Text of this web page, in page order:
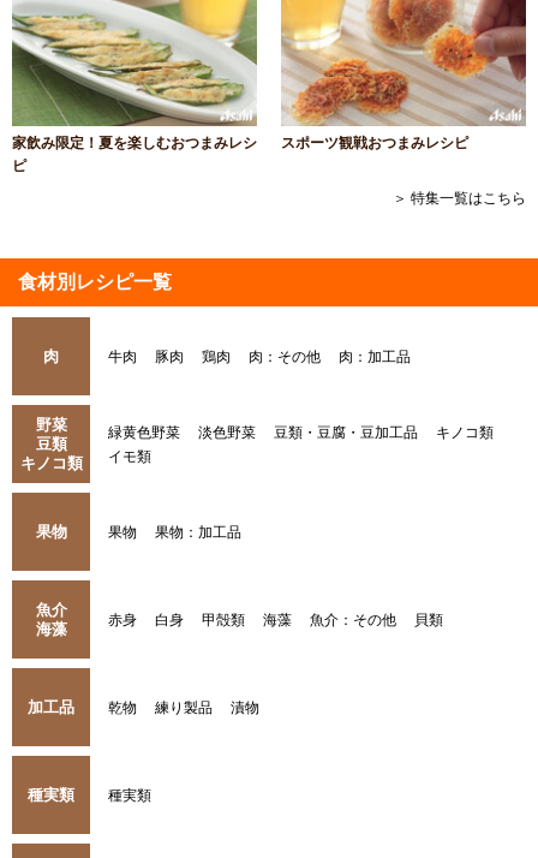
家飲み限定！夏を楽しむおつまみレシ
ピ
スポーツ観戦おつまみレシピ
＞ 特集一覧はこちら
食材別レシピ一覧
肉 牛肉 豚肉 鶏肉 肉：その他 肉：加工品
野菜
豆類
キノコ類
緑黄色野菜 淡色野菜 豆類・豆腐・豆加工品
キノコ類
イモ類
果物 果物 果物：加工品
魚介
海藻
赤身 白身 甲殻類 海藻 魚介：その他 貝類
加工品 乾物 練り製品 漬物
種実類 種実類